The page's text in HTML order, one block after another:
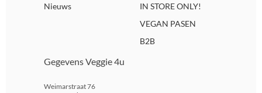
Nieuws
IN STORE ONLY!
VEGAN PASEN
B2B
Gegevens Veggie 4u
Weimarstraat 76